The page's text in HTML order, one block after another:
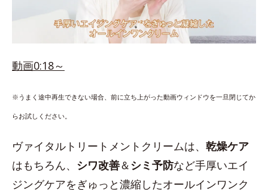
動画0:18～
※うまく途中再生できない場合、前に立ち上がった動画ウィンドウを一旦閉じてか
らお試しください。
ヴァイタルトリートメントクリームは、 乾燥ケア
はもちろん、 シワ改善＆ シミ予防など手厚いエイ
ジングケアをぎゅっと濃縮したオールインワンク